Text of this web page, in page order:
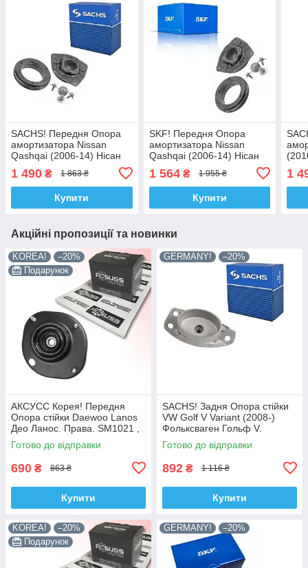
SACHS! Передня Опора
амортизатора Nissan
Qashqai (2006-14) Нісан
Кашкай. Права. SM1545 ,
802524 , KB655.45 ,
VKDA35638
1 490 ₴ 1 863 ₴
Купити
SKF! Передня Опора
амортизатора Nissan
Qashqai (2006-14) Нісан
Кашкай. Права. SM1545 ,
802524 , KB655.45 ,
VKDA35638
1 564₴ 1 955 ₴
Купити
1
Акційні пропозиції та новинки
KOREA!
–20%
Подарунок
АКСУСС Корея! Передня
Опора стійки Daewoo Lanos
Део Ланос. Права. SM1021 ,
KB690.08
Готово до відправки
690 ₴ 863 ₴
Купити
GERMANY! –20%
SACHS! Задня Опора стійки
VW Golf V Variant (2008-)
Фольксваген Гольф V.
Овальна. SM9708 , 802339 ,
KB957.08 , VKDA40125
Готово до відправки
892 ₴ 1 116 ₴
Купити
KOREA!
–20%
Подарунок
GERMANY! –20%